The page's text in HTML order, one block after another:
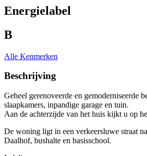
Energielabel
B
Alle Kenmerken
Beschrijving
Geheel gerenoveerde en gemoderniseerde
slaapkamers, inpandige garage en tuin.
Aan de achterzijde van het huis kijkt u op
De woning ligt in een verkeersluwe straat
Daalhof, bushalte en basisschool.